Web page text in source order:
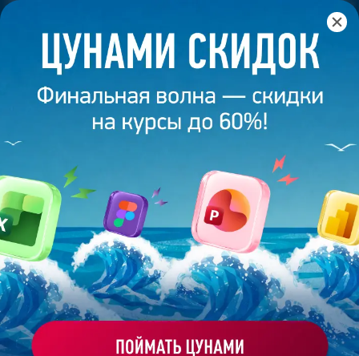
Главная /Банк слайдов / Презентация 171 – Диана Кирина
ПРЕЗЕНТАЦИЯ 171 - ДИАНА
КИРИНА
Моё избранное
Работа
студента
ХОЧУ ЗАКАЗАТЬ ТАКУЮ ПРЕЗЕНТАЦИЮ